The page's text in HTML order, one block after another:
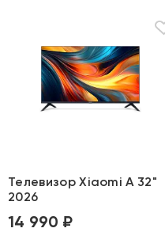
Телевизор Xiaomi A 32"
2026
14 990 ₽